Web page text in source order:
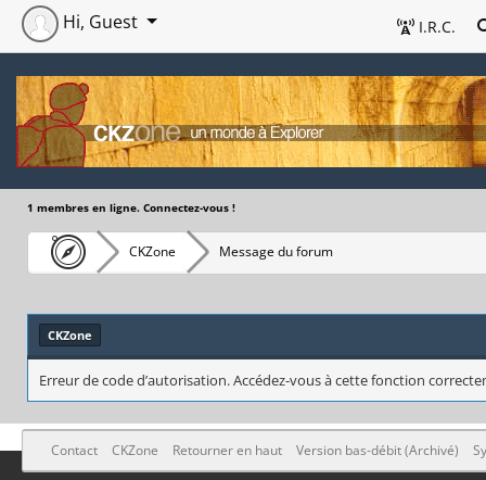
I.R.C.
Hi, Guest
1 membres en ligne. Connectez-vous !
CKZone Message du forum
CKZone
Erreur de code d’autorisation. Accédez-vous à cette fonction
Contact CKZone Retourner en haut Version bas-débit (Archivé)